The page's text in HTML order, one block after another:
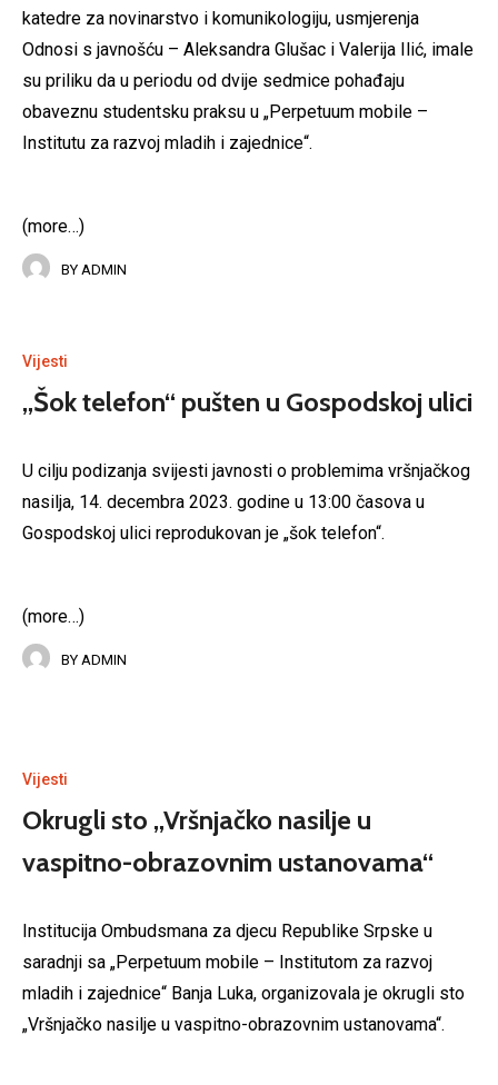
katedre za novinarstvo i komunikologiju, usmjerenja
Odnosi s javnošću – Aleksandra Glušac i Valerija Ilić, imale
su priliku da u periodu od dvije sedmice pohađaju
obaveznu studentsku praksu u „Perpetuum mobile –
Institutu za razvoj mladih i zajednice“.
(more…)
BY ADMIN
Vijesti
„Šok telefon“ pušten u Gospodskoj ulici
U cilju podizanja svijesti javnosti o problemima vršnjačkog
nasilja, 14. decembra 2023. godine u 13:00 časova u
Gospodskoj ulici reprodukovan je „šok telefon“.
(more…)
BY ADMIN
Vijesti
Okrugli sto „Vršnjačko nasilje u
vaspitno-obrazovnim ustanovama“
Institucija Ombudsmana za djecu Republike Srpske u
saradnji sa „Perpetuum mobile – Institutom za razvoj
mladih i zajednice“ Banja Luka, organizovala je okrugli sto
„Vršnjačko nasilje u vaspitno-obrazovnim ustanovama“.